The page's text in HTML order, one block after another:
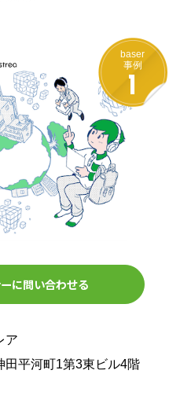
baser
事例
1
に問い合わせる
ア
田平河町1第3東ビル4階